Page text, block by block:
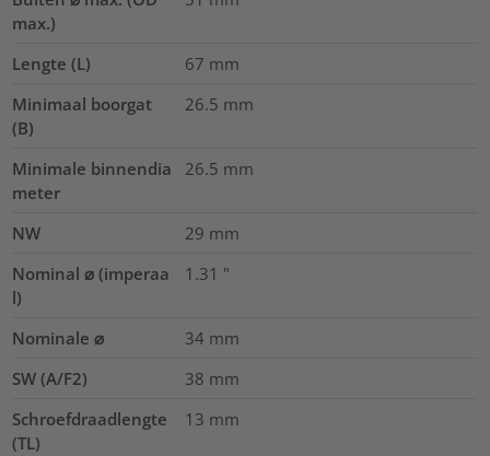
max.)
Lengte (L) 67 mm
Minimaal boorgat
(B)
26.5 mm
Minimale binnendia
meter
26.5 mm
NW 29 mm
Nominal ⌀ (imperaa
l)
1.31 "
Nominale ⌀ 34 mm
SW (A/F2)
38 mm
Schroefdraadlengte
(TL)
13 mm